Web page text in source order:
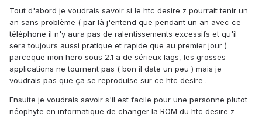
Tout d'abord je voudrais savoir si le htc desire z pourrait tenir un
an sans problème ( par là j'entend que pendant un an avec ce
téléphone il n'y aura pas de ralentissements excessifs et qu'il
sera toujours aussi pratique et rapide que au premier jour )
parceque mon hero sous 2.1 a de sérieux lags, les grosses
applications ne tournent pas ( bon il date un peu ) mais je
voudrais pas que ça se reproduise sur ce htc desire .
Ensuite je voudrais savoir s'il est facile pour une personne plutot
néophyte en informatique de changer la ROM du htc desire z